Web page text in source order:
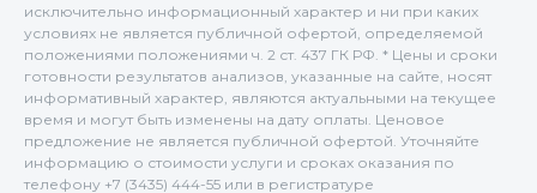
исключительно информационный характер и ни при каких
условиях не является публичной офертой, определяемой
положениями положениями ч. 2 ст. 437 ГК РФ. * Цены и сроки
готовности результатов анализов, указанные на сайте, носят
информативный характер, являются актуальными на текущее
время и могут быть изменены на дату оплаты. Ценовое
предложение не является публичной офертой. Уточняйте
информацию о стоимости услуги и сроках оказания по
телефону +7 (3435) 444-55 или в регистратуре